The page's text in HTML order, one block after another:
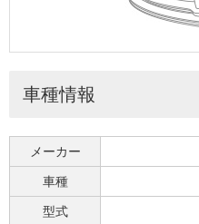
車種情報
メーカー
車種
型式